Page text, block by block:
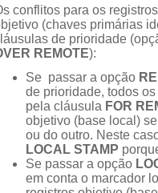
conflitos para os
(chaves primárias
de prioridade
REMOTE):
Se passar a opção
de prioridade, todos
pela cláusula FOR
objetivo (base local)
ou do outro. Neste
LOCAL STAMP
Se passar a opção
em conta o marcador